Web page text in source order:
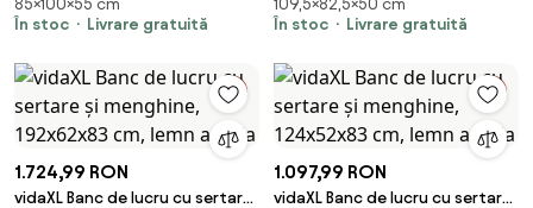
2 pcs Roșu și gri 100 x 55 x 85
cm
85×100×55 cm
În stoc
Livrare gratuită
maro 82,5x50x109,5 cm lemn
masiv pin
109,5×82,5×50 cm
În stoc
Livrare gratuită
1.724,99 RON
vidaXL Banc de lucru cu sertare
1.097,99 RON
vidaXL Banc de lucru cu sertare